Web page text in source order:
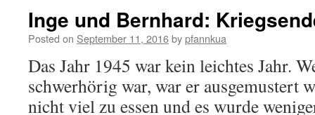
Inge und Bernhard:
Posted on September 11, 2016bypfannkua
Das Jahr 1945 war kein leichtes Jahr.
schwerhörig war, war er ausgemustert
nicht viel zu essen und es wurde